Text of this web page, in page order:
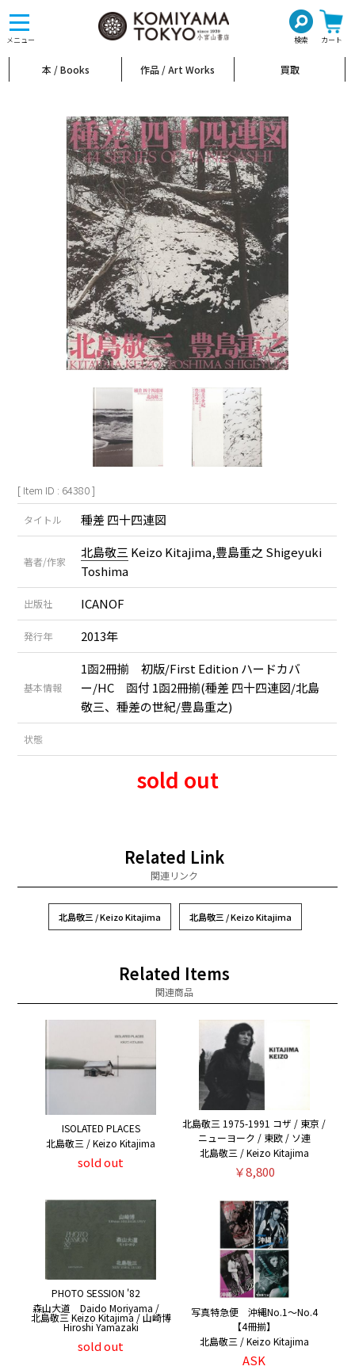
メニュー 検索 カート
toggle
navigation
本 / Books 作品 / Art Works 買取
[ Item ID : 64380 ]
タイトル 種差 四十四連図
著者/作家
北島敬三 Keizo Kitajima,豊島重之 Shigeyuki
Toshima
出版社 ICANOF
発行年 2013年
基本情報
1函2冊揃 初版/First Edition ハードカバ
ー/HC 函付 1函2冊揃(種差 四十四連図/北島
敬三、種差の世紀/豊島重之)
状態
sold out
Related Link
関連リンク
北島敬三 / Keizo Kitajima 北島敬三 / Keizo Kitajima
Related Items
関連商品
ISOLATED PLACES
北島敬三 / Keizo Kitajima
sold out
北島敬三 1975-1991 コザ / 東京 /
ニューヨーク / 東欧 / ソ連
北島敬三 / Keizo Kitajima
￥8,800
PHOTO SESSION '82
森山大道 Daido Moriyama /
北島敬三 Keizo Kitajima / 山崎博
Hiroshi Yamazaki
sold out
写真特急便 沖縄No.1〜No.4
【4冊揃】
北島敬三 / Keizo Kitajima
ASK